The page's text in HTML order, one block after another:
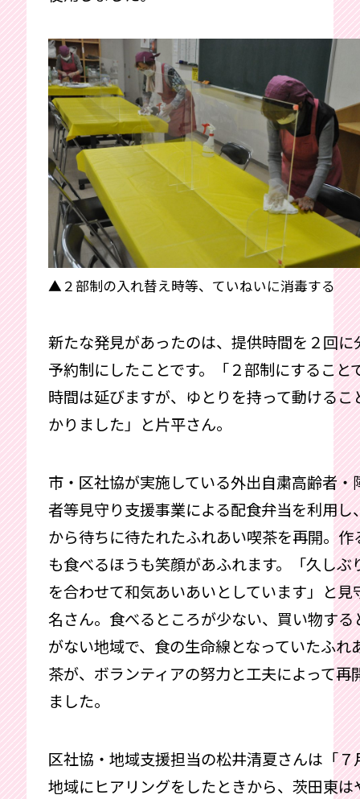
▲２部制の入れ替え時等、ていねいに消毒する
新たな発見があったのは、提供時間を２回に
予約制にしたことです。「２部制にすること
時間は延びますが、ゆとりを持って動けるこ
かりました」と片平さん。
市・区社協が実施している外出自粛高齢者・
者等見守り支援事業による配食弁当を利用し
から待ちに待たれたふれあい喫茶を再開。作
も食べるほうも笑顔があふれます。「久しぶ
を合わせて和気あいあいとしています」と見
名さん。食べるところが少ない、買い物する
がない地域で、食の生命線となっていたふれ
茶が、ボランティアの努力と工夫によって再
ました。
区社協・地域支援担当の松井清夏さんは「７
地域にヒアリングをしたときから、茨田東は